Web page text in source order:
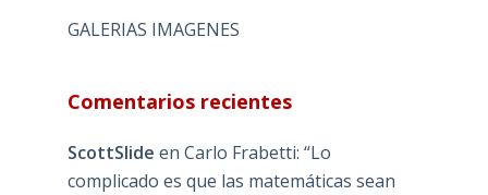
GALERIAS IMAGENES
Comentarios recientes
ScottSlide en Carlo Frabetti: “Lo
complicado es que las matemáticas sean